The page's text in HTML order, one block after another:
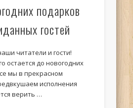
подарков
гостей
читатели и гости!
остается до новогодних
мы в прекрасном
исполнения
верить …